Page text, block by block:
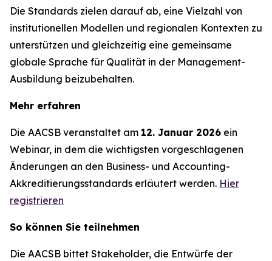
Die Standards zielen darauf ab, eine Vielzahl von
institutionellen Modellen und regionalen Kontexten zu
unterstützen und gleichzeitig eine gemeinsame
globale Sprache für Qualität in der Management-
Ausbildung beizubehalten.
Mehr erfahren
Die AACSB veranstaltet am 12. Januar 2026 ein
Webinar, in dem die wichtigsten vorgeschlagenen
Änderungen an den Business- und Accounting-
Akkreditierungsstandards erläutert werden. Hier
registrieren
So können Sie teilnehmen
Die AACSB bittet Stakeholder, die Entwürfe der